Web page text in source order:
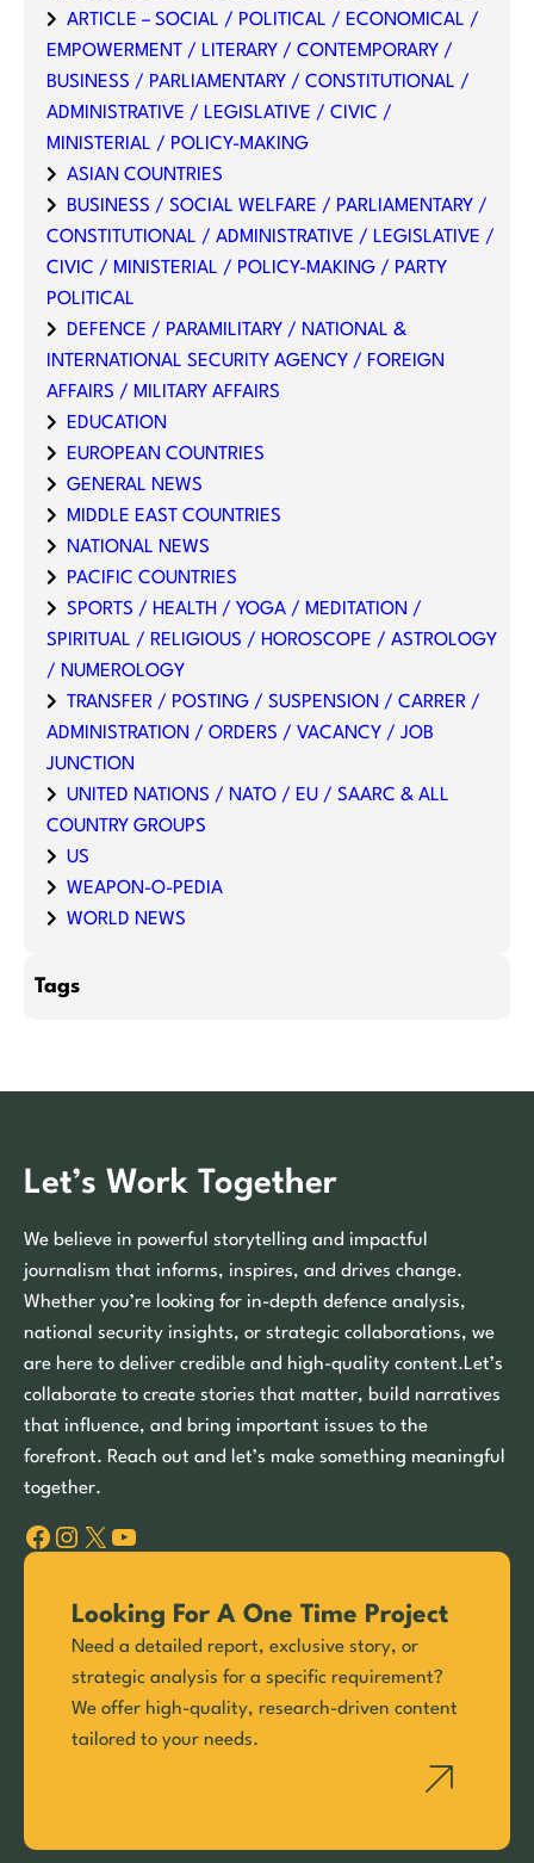
ARTICLE – SOCIAL / POLITICAL / ECONOMICAL /
EMPOWERMENT / LITERARY / CONTEMPORARY /
BUSINESS / PARLIAMENTARY / CONSTITUTIONAL /
ADMINISTRATIVE / LEGISLATIVE / CIVIC /
MINISTERIAL / POLICY-MAKING
ASIAN COUNTRIES
BUSINESS / SOCIAL WELFARE / PARLIAMENTARY /
CONSTITUTIONAL / ADMINISTRATIVE / LEGISLATIVE /
CIVIC / MINISTERIAL / POLICY-MAKING / PARTY
POLITICAL
DEFENCE / PARAMILITARY / NATIONAL &
INTERNATIONAL SECURITY AGENCY / FOREIGN
AFFAIRS / MILITARY AFFAIRS
EDUCATION
EUROPEAN COUNTRIES
GENERAL NEWS
MIDDLE EAST COUNTRIES
NATIONAL NEWS
PACIFIC COUNTRIES
SPORTS / HEALTH / YOGA / MEDITATION /
SPIRITUAL / RELIGIOUS / HOROSCOPE / ASTROLOGY
/ NUMEROLOGY
TRANSFER / POSTING / SUSPENSION / CARRER /
ADMINISTRATION / ORDERS / VACANCY / JOB
JUNCTION
UNITED NATIONS / NATO / EU / SAARC & ALL
COUNTRY GROUPS
US
WEAPON-O-PEDIA
WORLD NEWS
Tags
Let’s Work Together
We believe in powerful storytelling and impactful
journalism that informs, inspires, and drives change.
Whether you’re looking for in-depth defence analysis,
national security insights, or strategic collaborations, we
are here to deliver credible and high-quality content.Let’s
collaborate to create stories that matter, build narratives
that influence, and bring important issues to the
forefront. Reach out and let’s make something meaningful
together.
Facebook Instagram X YouTube
Looking For A One Time Project
Need a detailed report, exclusive story, or
strategic analysis for a specific requirement?
We offer high-quality, research-driven content
tailored to your needs.